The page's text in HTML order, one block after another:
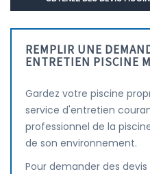
REMPLIR UNE
ENTRETIEN PISCINE
Gardez votre piscine
service d'entretien
professionnel de la
de son environnement.
Pour demander des